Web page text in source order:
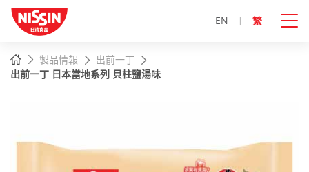
EN 繁
主頁製品情報
出前一丁
出前一丁 日本當地系列 貝柱鹽湯味